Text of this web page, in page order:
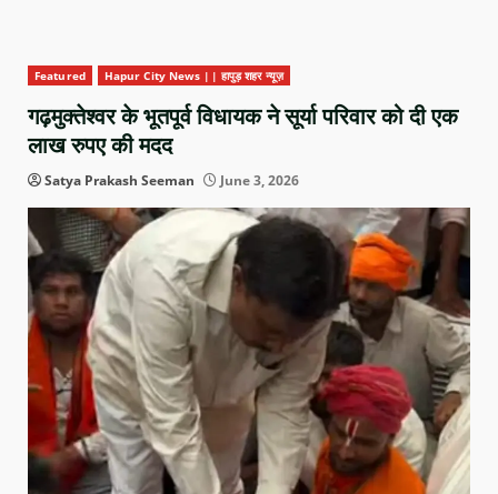
Featured Hapur City News || हापुड़ शहर न्यूज़
गढ़मुक्तेश्वर के भूतपूर्व विधायक ने सूर्या परिवार को दी एक
लाख रुपए की मदद
Satya Prakash Seeman June 3, 2026